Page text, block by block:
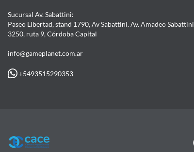
Sucursal Av. Sabattini:
Paseo Libertad, stand 1790, Av Sabattini. Av. Amadeo Sabattini
3250, ruta 9, Córdoba Capital
info@gameplanet.com.ar
+5493515290353